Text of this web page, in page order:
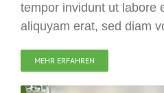
tempor invidunt ut labore
aliquyam erat, sed diam
MEHR ERFAHREN